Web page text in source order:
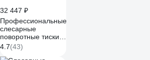
32 447 ₽
Профессиональные
слесарные
поворотные тиски
Дело Техники
ТСМ-200 392500
4.7(43)